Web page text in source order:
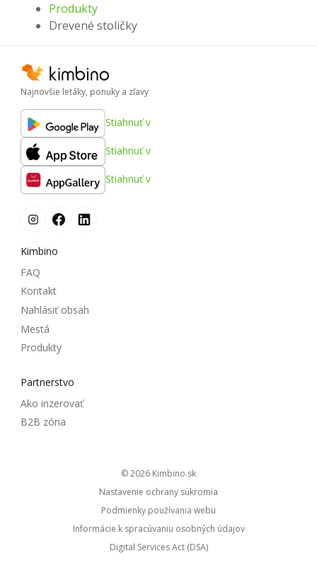
Produkty
Drevené stoličky
Najnovšie letáky, ponuky a zľavy
Stiahnuť v
Stiahnuť v
Stiahnuť v
Kimbino
FAQ
Kontakt
Nahlásiť obsah
Mestá
Produkty
Partnerstvo
Ako inzerovať
B2B zóna
© 2026
kimbino.sk
Nastavenie ochrany súkromia
Podmienky používania webu
Informácie k spracúvaniu osobných údajov
Digital Services Act (DSA)